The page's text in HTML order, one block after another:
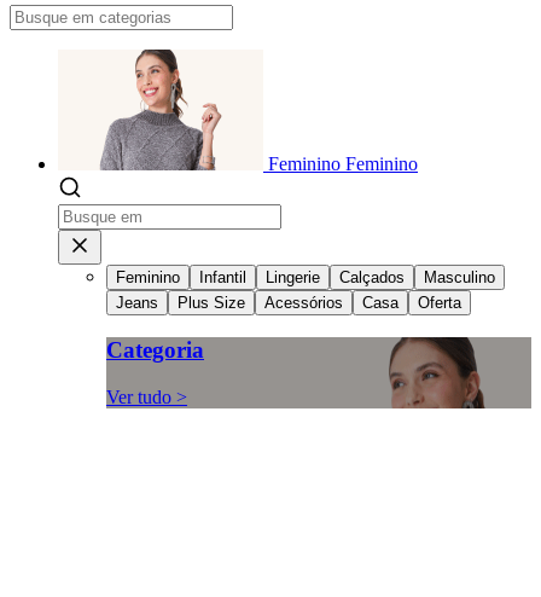
Feminino Feminino
Feminino Infantil Lingerie Calçados
Masculino
Jeans
Plus Size Acessórios Casa Oferta
Categoria
Ver tudo >